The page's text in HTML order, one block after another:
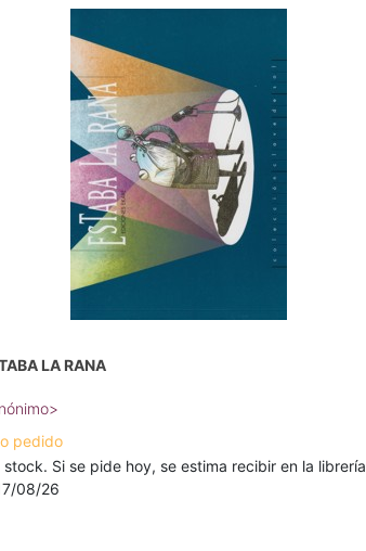
LA RANA
pedido
stock. Si se pide hoy, se estima recibir en la librería
08/26